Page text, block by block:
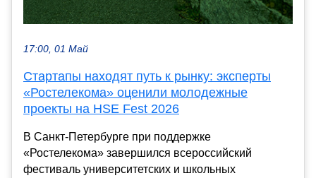
17:00, 01 Май
Стартапы находят путь к рынку: эксперты
«Ростелекома» оценили молодежные
проекты на HSE Fest 2026
В Санкт-Петербурге при поддержке
«Ростелекома» завершился всероссийский
фестиваль университетских и школьных